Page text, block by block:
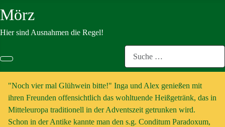
Mörz
Hier sind Ausnahmen die Regel!
"Noch vier mal Glühwein bitte!" Inga und Alex genießen mit
ihren Freunden offensichtlich das wohltuende Heißgetränk, das in
Mitteleuropa traditionell in der Adventszeit getrunken wird.
Schon in der Antike kannte man den s.g. Conditum Paradoxum,